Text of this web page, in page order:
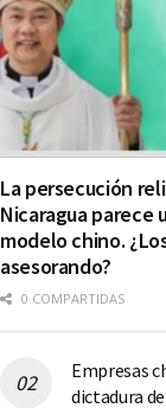
La persecución
Nicaragua parece
modelo chino.
asesorando?
0 COMPARTIDAS
Empresas
dictadura